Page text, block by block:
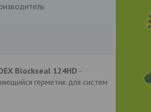
Blockseal 124HD -
герметик для систем